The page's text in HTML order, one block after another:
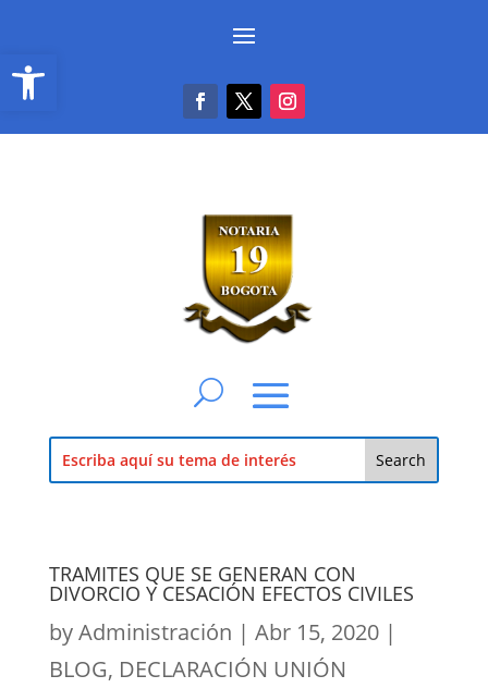
Abrir barra de herramientas
TRAMITES QUE SE GENERAN CON
DIVORCIO Y CESACIÓN EFECTOS CIVILES
byAdministración | Abr 15, 2020|
BLOG, DECLARACIÓN UNIÓN